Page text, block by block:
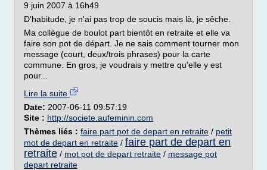
9 juin 2007 à 16h49
D'habitude, je n'ai pas trop de soucis mais là, je sêche.
Ma collègue de boulot part bientôt en retraite et elle va
faire son pot de départ. Je ne sais comment tourner mon
message (court, deux/trois phrases) pour la carte
commune. En gros, je voudrais y mettre qu'elle y est
pour...
Lire la suite
Date: 2007-06-11 09:57:19
Site : http://societe.aufeminin.com
Thèmes liés : faire part pot de depart en retraite / petit
mot de depart en retraite / faire part de depart en
retraite / mot pot de depart retraite / message pot
depart retraite